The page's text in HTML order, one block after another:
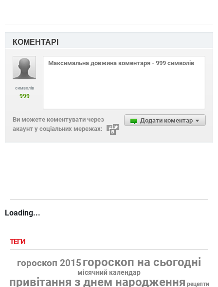
КОМЕНТАРІ
символів
999
Додати коментар
Ви можете коментувати через
акаунт у соціальних мережах:
Loading...
ТЕГИ
гороскоп 2015 гороскоп на сьогодні
місячний календар
привітання з днем народження рецепти